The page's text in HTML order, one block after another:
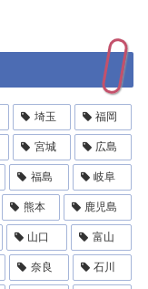
埼玉 福岡
宮城 広島
福島 岐阜
熊本 鹿児島
山口 富山
奈良 石川